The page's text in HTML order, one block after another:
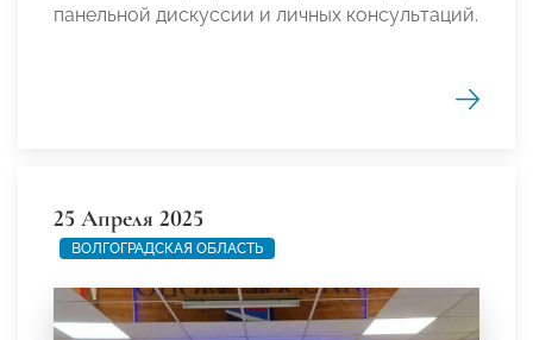
панельной дискуссии и личных консультаций.
25 Апреля 2025
ВОЛГОГРАДСКАЯ ОБЛАСТЬ